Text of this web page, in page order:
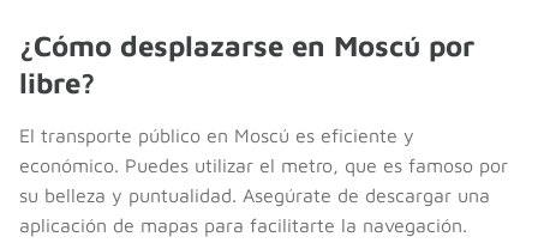
¿Cómo desplazarse en Moscú por
libre?
El transporte público en Moscú es eficiente y
económico. Puedes utilizar el metro, que es famoso por
su belleza y puntualidad. Asegúrate de descargar una
aplicación de mapas para facilitarte la navegación.